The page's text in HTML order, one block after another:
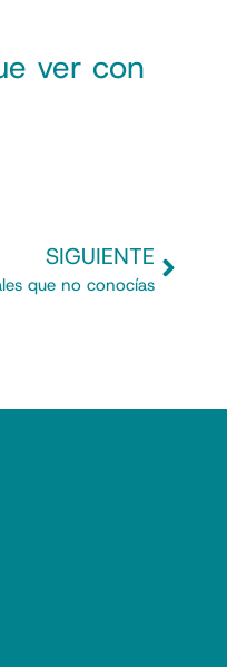
ver con
SIGUIENTE
que no conocías